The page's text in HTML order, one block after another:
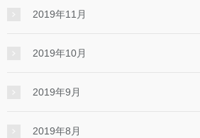
2019年11月
2019年10月
2019年9月
2019年8月